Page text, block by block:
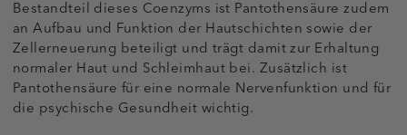
Bestandteil dieses Coenzyms ist Pantothensäure zudem
an Aufbau und Funktion der Hautschichten sowie der
Zellerneuerung beteiligt und trägt damit zur Erhaltung
normaler Haut und Schleimhaut bei. Zusätzlich ist
Pantothensäure für eine normale Nervenfunktion und für
die psychische Gesundheit wichtig.